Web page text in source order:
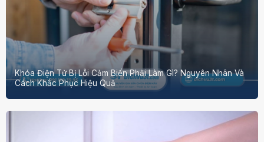
Khóa Điện Tử Bị Lỗi Cảm Biến Phải Làm Gì? Nguyên Nhân Và
Cách Khắc Phục Hiệu Quả